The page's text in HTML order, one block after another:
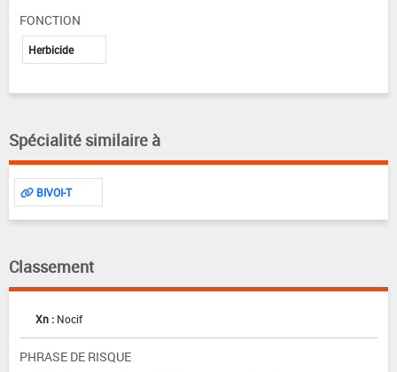
FONCTION
Herbicide
Spécialité similaire à
BIVOI-T
Classement
Xn : Nocif
PHRASE DE RISQUE